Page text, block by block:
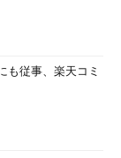
も従事、楽天コミ